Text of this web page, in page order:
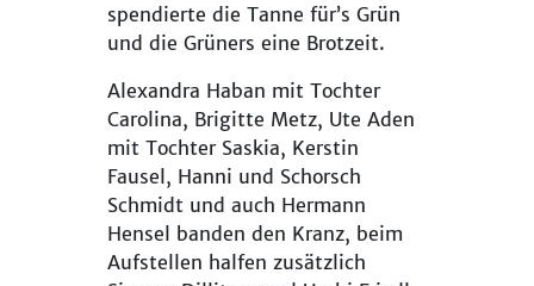
spendierte die Tanne für’s Grün
und die Grüners eine Brotzeit.
Alexandra Haban mit Tochter
Carolina, Brigitte Metz, Ute Aden
mit Tochter Saskia, Kerstin
Fausel, Hanni und Schorsch
Schmidt und auch Hermann
Hensel banden den Kranz, beim
Aufstellen halfen zusätzlich